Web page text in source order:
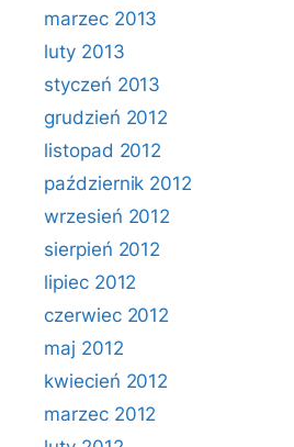
marzec 2013
luty 2013
styczeń 2013
grudzień 2012
listopad 2012
październik 2012
wrzesień 2012
sierpień 2012
lipiec 2012
czerwiec 2012
maj 2012
kwiecień 2012
marzec 2012